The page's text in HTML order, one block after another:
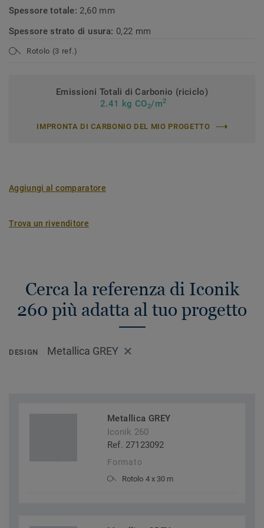
Spessore totale: 2,60 mm
Spessore strato di usura: 0,22 mm
Rotolo (3 ref.)
Emissioni Totali di Carbonio (riciclo)
2.41 kg CO2/m2
IMPRONTA DI CARBONIO DEL MIO PROGETTO
Aggiungi al comparatore
Trova un rivenditore
Cerca la referenza di Iconik
260 più adatta al tuo progetto
DESIGN Metallica GREY
Metallica GREY
Iconik 260
Ref. 27123092
Formato
Rotolo 4 x 30 m